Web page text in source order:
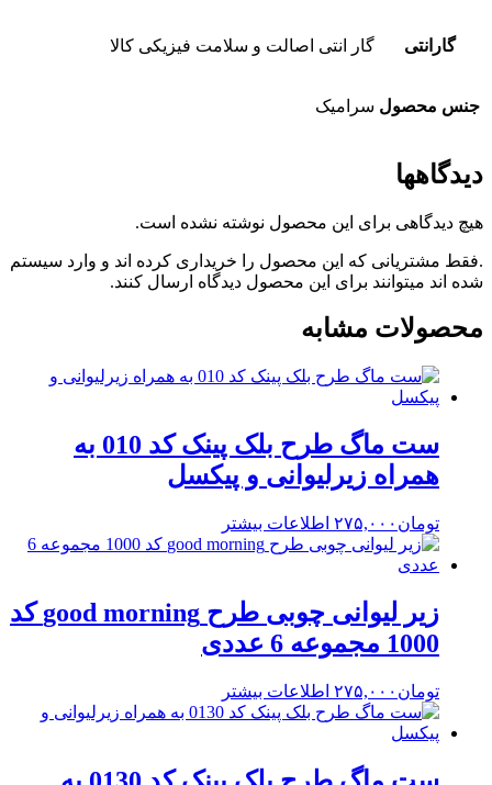
گارانتی گار انتی اصالت و سلامت فیزیکی کالا
جنس محصول سرامیک
دیدگاهها
هیچ دیدگاهی برای این محصول نوشته نشده است.
.فقط مشتریانی که این محصول را خریداری کرده اند و وارد سیستم
شده اند میتوانند برای این محصول دیدگاه ارسال کنند.
محصولات مشابه
ست ماگ طرح بلک پینک کد 010 به
همراه زیرلیوانی و پیکسل
تومان ۲۷۵,۰۰۰ اطلاعات بیشتر
زیر لیوانی چوبی طرح good morning کد
1000 مجموعه 6 عددی
تومان ۲۷۵,۰۰۰ اطلاعات بیشتر